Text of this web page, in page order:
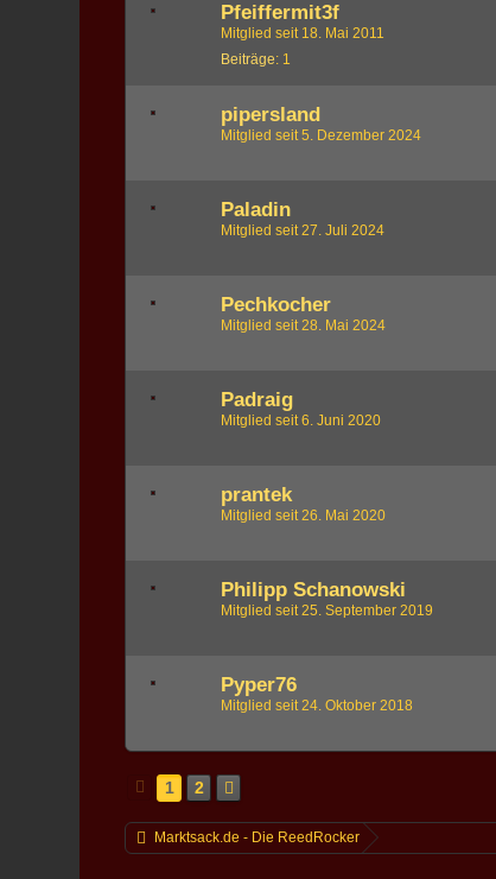
Pfeiffermit3f
Mitglied seit 18. Mai 2011
Beiträge 1
pipersland
Mitglied seit 5. Dezember 2024
Paladin
Mitglied seit 27. Juli 2024
Pechkocher
Mitglied seit 28. Mai 2024
Padraig
Mitglied seit 6. Juni 2020
prantek
Mitglied seit 26. Mai 2020
Philipp Schanowski
Mitglied seit 25. September 2019
Pyper76
Mitglied seit 24. Oktober 2018
1 2
Marktsack.de - Die ReedRocker